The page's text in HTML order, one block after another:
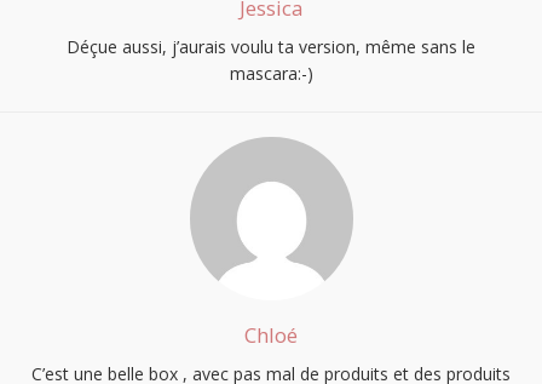
Jessica
Déçue aussi, j’aurais voulu ta version, même sans le
mascara:-)
Chloé
C’est une belle box , avec pas mal de produits et des produits